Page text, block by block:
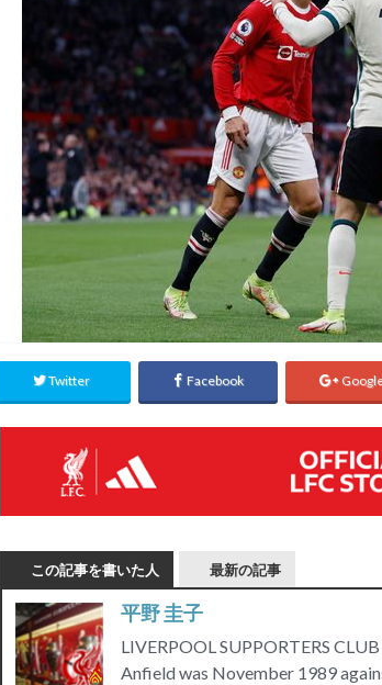
Twitter Facebook
この記事を書いた人 最新の記事
平野 圭子
LIVERPOOL SUPPORTERS
Anfield was November 1989